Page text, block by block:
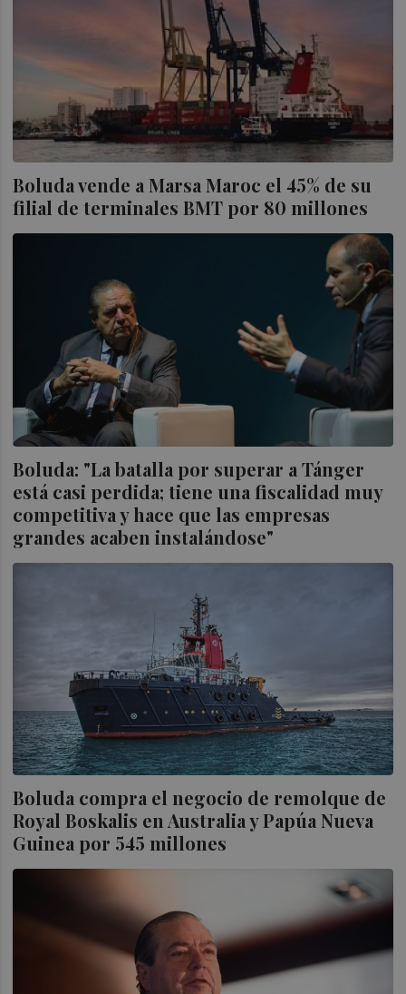
Boluda vende a Marsa Maroc el 45% de su
filial de terminales BMT por 80 millones
Boluda: "La batalla por superar a Tánger
está casi perdida; tiene una fiscalidad muy
competitiva y hace que las empresas
grandes acaben instalándose"
Boluda compra el negocio de remolque de
Royal Boskalis en Australia y Papúa Nueva
Guinea por 545 millones